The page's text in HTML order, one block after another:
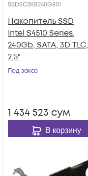
SSDSC2KB240G801
Накопитель SSD
Intel S4510 Series,
240Gb, SATA, 3D TLC,
2,5"
Под заказ
1 434 523 сум
В корзину